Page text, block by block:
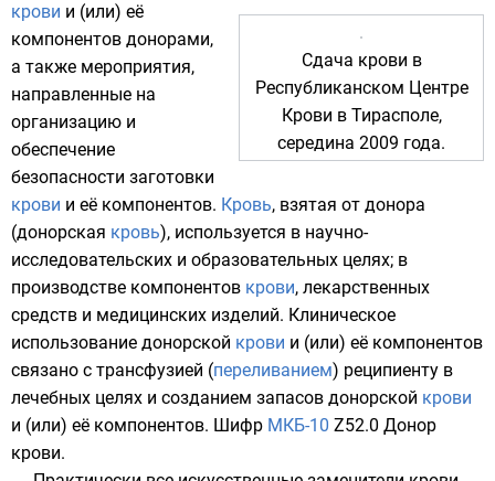
Сдача крови в
Республиканском Центре
Крови в Тирасполе,
середина 2009 года.
крови и (или) её
компонентов донорами,
а также мероприятия,
направленные на
организацию и
обеспечение
безопасности заготовки
крови и её компонентов. Кровь, взятая от донора
(донорская кровь), используется в научно-
исследовательских и образовательных целях; в
производстве компонентов крови, лекарственных
средств и медицинских изделий. Клиническое
использование донорской крови и (или) её компонентов
связано с трансфузией (переливанием) реципиенту в
лечебных целях и созданием запасов донорской крови
и (или) её компонентов. Шифр МКБ-10 Z52.0 Донор
крови.